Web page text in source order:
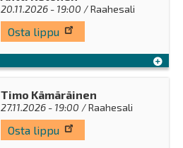
20.11.2026 - 19:00 / Raahesali
Osta lippu
Timo Kämäräinen
27.11.2026 - 19:00 / Raahesali
Osta lippu